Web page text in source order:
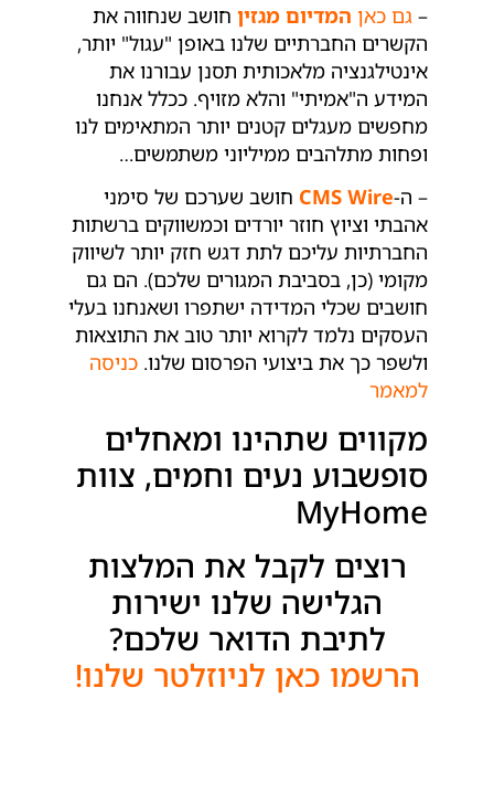
– גם כאן המדיום מגזין חושב שנחווה את
הקשרים החברתיים שלנו באופן "עגול" יותר,
אינטילגנציה מלאכותית תסנן עבורנו את
המידע ה"אמיתי" והלא מזויף. ככלל אנחנו
מחפשים מעגלים קטנים יותר המתאימים לנו
ופחות מתלהבים ממיליוני משתמשים…
– ה-CMS Wire חושב שערכם של סימני
אהבתי וציוץ חוזר יורדים וכמשווקים ברשתות
החברתיות עליכם לתת דגש חזק יותר לשיווק
מקומי (כן, בסביבת המגורים שלכם). הם גם
חושבים שכלי המדידה ישתפרו ושאנחנו בעלי
העסקים נלמד לקרוא יותר טוב את התוצאות
ולשפר כך את ביצועי הפרסום שלנו. כניסה
למאמר
מקווים שתהינו ומאחלים
סופשבוע נעים וחמים, צוות
MyHome
רוצים לקבל את המלצות
הגלישה שלנו ישירות
לתיבת הדואר שלכם?
הרשמו כאן לניוזלטר שלנו!